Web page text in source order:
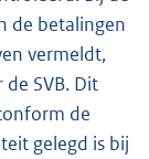
de betalingen
vermeldt,
SVB. Dit
de
gelegd is bij